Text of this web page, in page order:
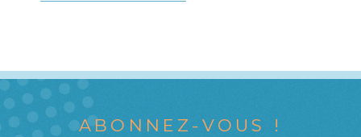
ABONNEZ-VOUS !